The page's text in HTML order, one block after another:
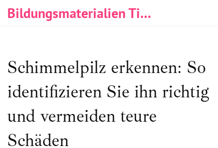
Bildungsmaterialien Tischlerei & Immobilien
Schimmelpilz erkennen: So
identifizieren Sie ihn richtig
und vermeiden teure
Schäden